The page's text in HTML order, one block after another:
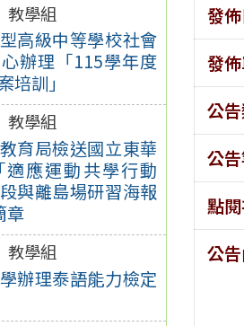
教學組
高級中等學校社會
辦理「115學年度
培訓」
教學組
育局檢送國立東華
適應運動共學行動
與離島場研習海報
章
教學組
辦理泰語能力檢定
發
發
公
公
點
公